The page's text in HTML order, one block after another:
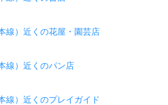
線）近くの花屋・園芸店
線）近くのパン店
線）近くのプレイガイド